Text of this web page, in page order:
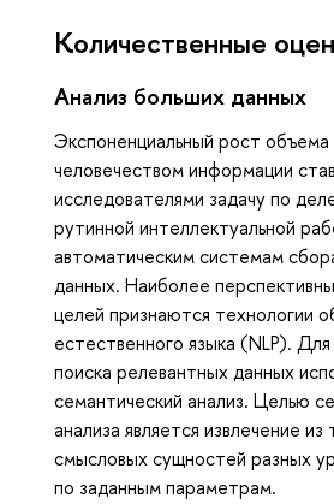
Количественные
Анализ больших данных
Экспоненциальный рост
человечеством информации
исследователями задачу по
рутинной интеллектуальной
автоматическим системам
данных. Наиболее
целей признаются технологии
естественного языка (NLP).
поиска релевантных данных
семантический анализ. Целью
анализа является извлечение из
смысловых сущностей разных
по заданным параметрам.